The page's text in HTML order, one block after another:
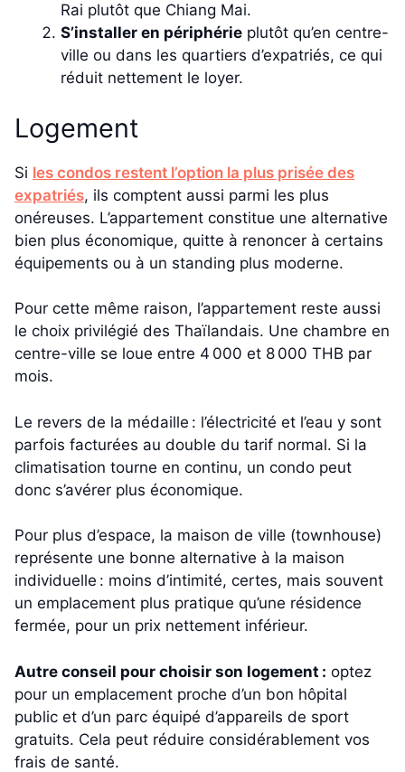
Rai plutôt que Chiang Mai.
S’installer en périphérie plutôt qu’en centre-
ville ou dans les quartiers d’expatriés, ce qui
réduit nettement le loyer.
Logement
Si les condos restent l’option la plus prisée des
expatriés, ils comptent aussi parmi les plus
onéreuses. L’appartement constitue une alternative
bien plus économique, quitte à renoncer à certains
équipements ou à un standing plus moderne.
Pour cette même raison, l’appartement reste aussi
le choix privilégié des Thaïlandais. Une chambre en
centre-ville se loue entre 4 000 et 8 000 THB par
mois.
Le revers de la médaille : l’électricité et l’eau y sont
parfois facturées au double du tarif normal. Si la
climatisation tourne en continu, un condo peut
donc s’avérer plus économique.
Pour plus d’espace, la maison de ville (townhouse)
représente une bonne alternative à la maison
individuelle : moins d’intimité, certes, mais souvent
un emplacement plus pratique qu’une résidence
fermée, pour un prix nettement inférieur.
Autre conseil pour choisir son logement : optez
pour un emplacement proche d’un bon hôpital
public et d’un parc équipé d’appareils de sport
gratuits. Cela peut réduire considérablement vos
frais de santé.